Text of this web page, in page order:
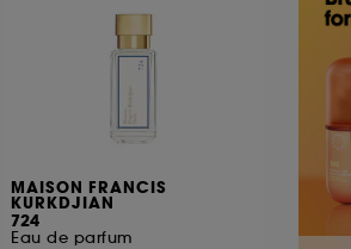
MAISON FRANCIS
KURKDJIAN
724
Eau de parfum